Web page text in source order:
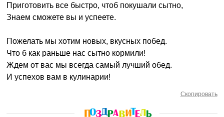
Приготовить все быстро, чтоб покушали сытно,
Знаем сможете вы и успеете.
Пожелать мы хотим новых, вкусных побед.
Что б как раньше нас сытно кормили!
Ждем от вас мы всегда самый лучший обед.
И успехов вам в кулинарии!
Скопировать